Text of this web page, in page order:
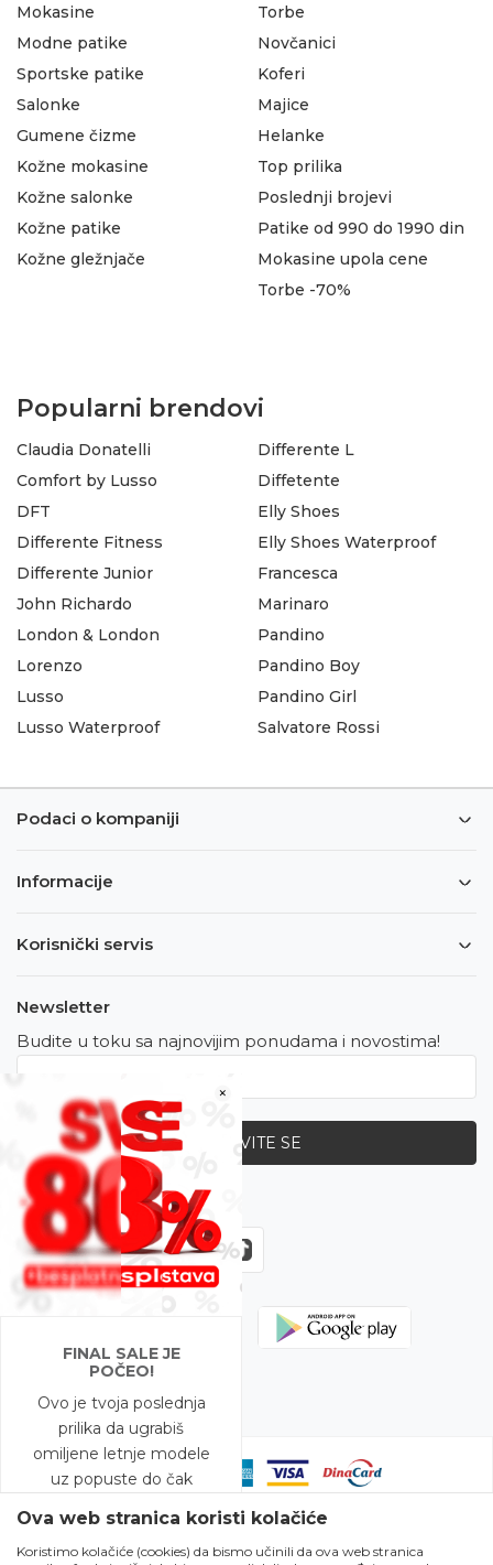
×
FINAL SALE JE
POČEO!
Ovo je tvoja poslednja
prilika da ugrabiš
omiljene letnje modele
uz popuste do čak
A to nije sve – na
Mokasine
Modne patike
Sportske patike
Salonke
Gumene čizme
Torbe
Novčanici
Koferi
Majice
Helanke
Kožne mokasine
Kožne salonke
Kožne patike
Kožne gležnjače
Top prilika
Poslednji brojevi
Patike od 990 do 1990 din
Mokasine upola cene
Torbe -70%
Popularni brendovi
Claudia Donatelli
Comfort by Lusso
DFT
Differente Fitness
Differente Junior
Differente L
Diffetente
Elly Shoes
Elly Shoes Waterproof
Francesca
John Richardo
London & London
Lorenzo
Lusso
Lusso Waterproof
Marinaro
Pandino
Pandino Boy
Pandino Girl
Salvatore Rossi
Podaci o kompaniji
Informacije
Korisnički servis
Newsletter
Budite u toku sa najnovijim ponudama i novostima!
PRIJAVITE SE
Zapratite nas
Ova web stranica koristi kolačiće
Koristimo kolačiće (cookies) da bismo učinili da ova web stranica